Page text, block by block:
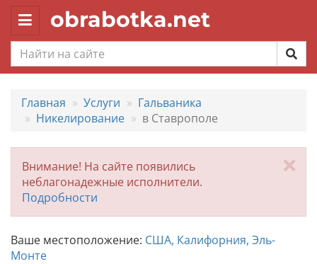
Toggle
navigation
obrabotka.net
Главная Услуги
Гальваника
Никелирование
в Ставрополе
Внимание! На сайте появились
неблагонадежные исполнители.
Подробности
Ваше местоположение: США, Калифорния, Эль-
Монте